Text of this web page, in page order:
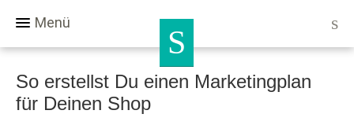
Menü
So erstellst Du einen Marketingplan
für Deinen Shop